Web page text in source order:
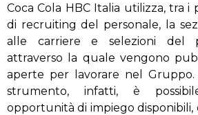
Coca Cola HBC Italia utilizza, tra
di recruiting del personale, la
alle carriere e selezioni del
attraverso la quale vengono
aperte per lavorare nel Gruppo.
strumento, infatti, è
opportunità di impiego